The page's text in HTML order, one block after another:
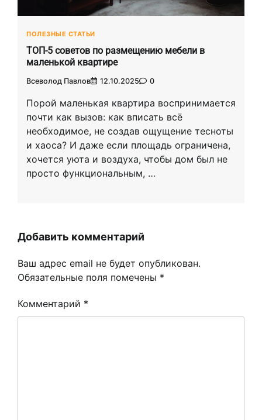
ПОЛЕЗНЫЕ СТАТЬИ
ТОП-5 советов по размещению мебели в
маленькой квартире
Всеволод Павлов 12.10.2025 0
Порой маленькая квартира воспринимается
почти как вызов: как вписать всё
необходимое, не создав ощущение тесноты
и хаоса? И даже если площадь ограничена,
хочется уюта и воздуха, чтобы дом был не
просто функциональным, …
Добавить комментарий
Ваш адрес email не будет опубликован.
Обязательные поля помечены *
Комментарий *